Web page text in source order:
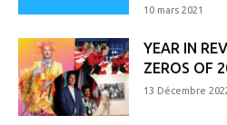
10 mars 2021
YEAR IN
ZEROS OF
13 Décembre